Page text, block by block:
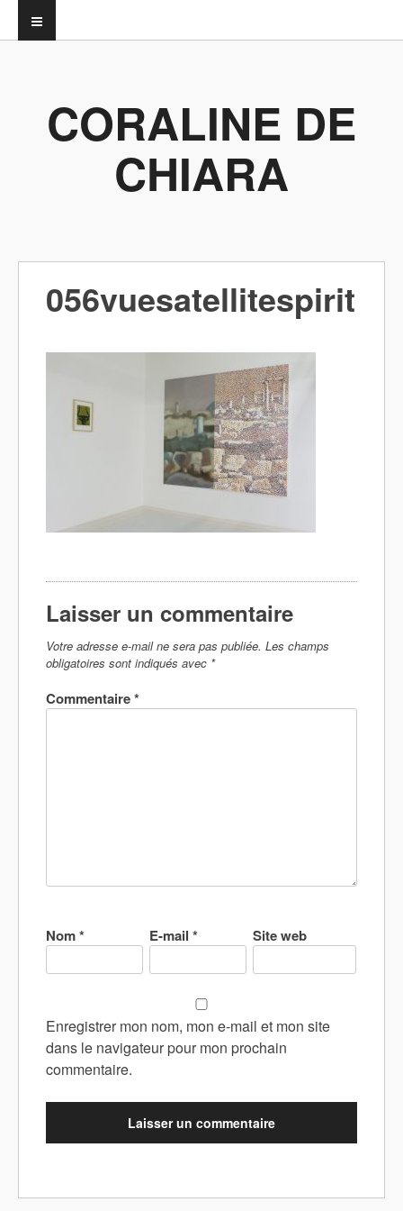
CORALINE DE
CHIARA
056vuesatellitespirit
Laisser un commentaire
Votre adresse e-mail ne sera pas publiée. Les champs
obligatoires sont indiqués avec *
Commentaire*
Nom* E-mail* Site web
Enregistrer mon nom, mon e-mail et mon site
dans le navigateur pour mon prochain
commentaire.